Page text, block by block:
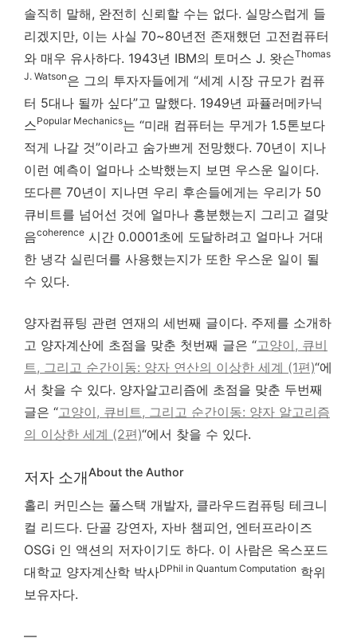
솔직히 말해, 완전히 신뢰할 수는 없다. 실망스럽게 들
리겠지만, 이는 사실 70~80년전 존재했던 고전컴퓨터
와 매우 유사하다. 1943년 IBM의 토머스 J. 왓슨Thomas
J. Watson은 그의 투자자들에게 “세계 시장 규모가 컴퓨
터 5대나 될까 싶다”고 말했다. 1949년 파퓰러메카닉
스Popular Mechanics는 “미래 컴퓨터는 무게가 1.5톤보다
적게 나갈 것”이라고 숨가쁘게 전망했다. 70년이 지나
이런 예측이 얼마나 소박했는지 보면 우스운 일이다.
또다른 70년이 지나면 우리 후손들에게는 우리가 50
큐비트를 넘어선 것에 얼마나 흥분했는지 그리고 결맞
음coherence 시간 0.0001초에 도달하려고 얼마나 거대
한 냉각 실린더를 사용했는지가 또한 우스운 일이 될
수 있다.
양자컴퓨팅 관련 연재의 세번째 글이다. 주제를 소개하
고 양자계산에 초점을 맞춘 첫번째 글은 “고양이, 큐비
트, 그리고 순간이동: 양자 연산의 이상한 세계 (1편)“에
서 찾을 수 있다. 양자알고리즘에 초점을 맞춘 두번째
글은 “고양이, 큐비트, 그리고 순간이동: 양자 알고리즘
의 이상한 세계 (2편)“에서 찾을 수 있다.
저자 소개About the Author
홀리 커민스는 풀스택 개발자, 클라우드컴퓨팅 테크니
컬 리드다. 단골 강연자, 자바 챔피언, 엔터프라이즈
OSGi 인 액션의 저자이기도 하다. 이 사람은 옥스포드
대학교 양자계산학 박사DPhil in Quantum Computation 학위
보유자다.
—